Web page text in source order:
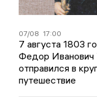
07/08 17:00
7 августа 1803
Федор Иванович
отправился в
путешествие